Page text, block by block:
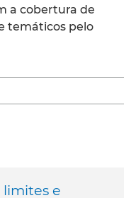
a cobertura de
temáticos pelo
limites e